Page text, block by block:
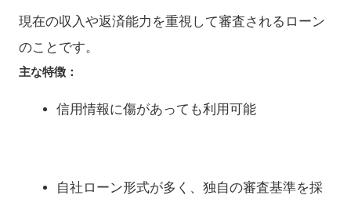
現在の収入や返済能力を重視して審査されるローン
のことです。
主な特徴：
信用情報に傷があっても利用可能
自社ローン形式が多く、独自の審査基準を採